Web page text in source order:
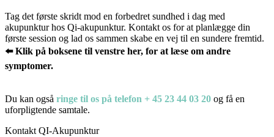
Tag det første skridt mod en forbedret sundhed i dag med
akupunktur hos Qi-akupunktur. Kontakt os for at planlægge din
første session og lad os sammen skabe en vej til en sundere fremtid.
⬅️ Klik på boksene til venstre her, for at læse om andre
symptomer.
Du kan også ringe til os på telefon + 45 23 44 03 20 og få en
uforpligtende samtale.
Kontakt QI-Akupunktur